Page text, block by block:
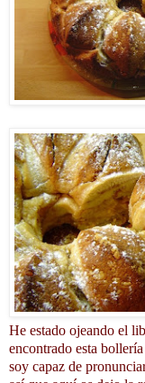
He estado ojeando el
encontrado esta
soy capaz de